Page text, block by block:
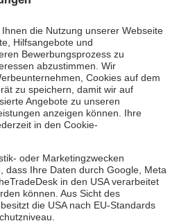
Fortbildungen
& Ehrenamt
Jugend